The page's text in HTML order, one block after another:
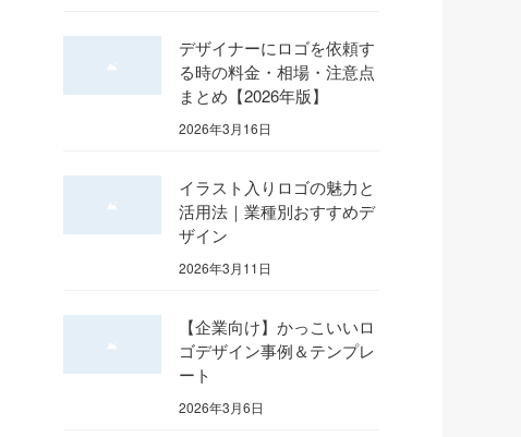
デザイナーにロゴを依頼す
る時の料金・相場・注意点
まとめ【2026年版】
2026年3月16日
イラスト入りロゴの魅力と
活用法｜業種別おすすめデ
ザイン
2026年3月11日
【企業向け】かっこいいロ
ゴデザイン事例＆テンプレ
ート
2026年3月6日